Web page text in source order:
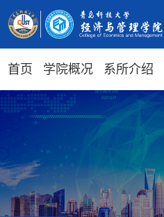
首页 学院概况 系所介绍